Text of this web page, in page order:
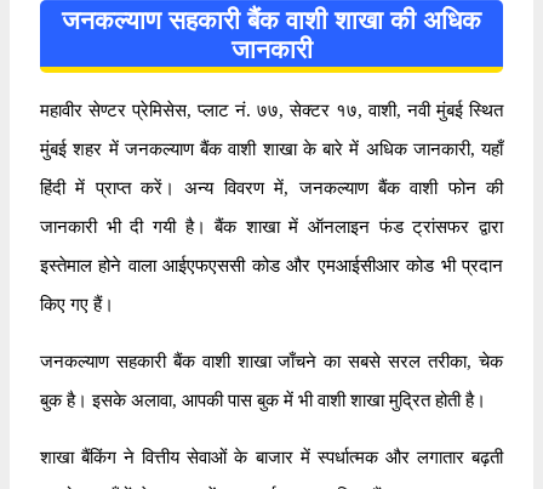
जनकल्याण सहकारी बैंक वाशी शाखा की अधिक
जानकारी
महावीर सेण्टर प्रेमिसेस, प्लाट नं. ७७, सेक्टर १७, वाशी, नवी मुंबई स्थित
मुंबई शहर में जनकल्याण बैंक वाशी शाखा के बारे में अधिक जानकारी, यहाँ
हिंदी में प्राप्त करें। अन्य विवरण में, जनकल्याण बैंक वाशी फोन की
जानकारी भी दी गयी है। बैंक शाखा में ऑनलाइन फंड ट्रांसफर द्वारा
इस्तेमाल होने वाला आईएफएससी कोड और एमआईसीआर कोड भी प्रदान
किए गए हैं।
जनकल्याण सहकारी बैंक वाशी शाखा जाँचने का सबसे सरल तरीका, चेक
बुक है। इसके अलावा, आपकी पास बुक में भी वाशी शाखा मुद्रित होती है।
शाखा बैंकिंग ने वित्तीय सेवाओं के बाजार में स्पर्धात्मक और लगातार बढ़ती